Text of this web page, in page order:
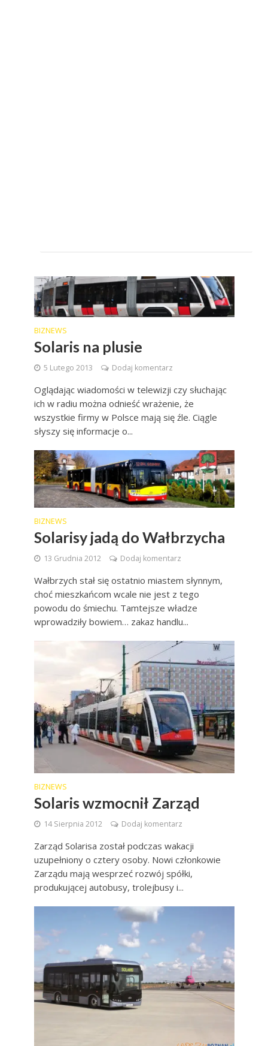
BIZNEWS
Solaris na plusie
5 Lutego 2013 Dodaj komentarz
Oglądając wiadomości w telewizji czy słuchając
ich w radiu można odnieść wrażenie, że
wszystkie firmy w Polsce mają się źle. Ciągle
słyszy się informacje o...
BIZNEWS
Solarisy jadą do Wałbrzycha
13 Grudnia 2012 Dodaj komentarz
Wałbrzych stał się ostatnio miastem słynnym,
choć mieszkańcom wcale nie jest z tego
powodu do śmiechu. Tamtejsze władze
wprowadziły bowiem… zakaz handlu...
BIZNEWS
Solaris wzmocnił Zarząd
14 Sierpnia 2012 Dodaj komentarz
Zarząd Solarisa został podczas wakacji
uzupełniony o cztery osoby. Nowi członkowie
Zarządu mają wesprzeć rozwój spółki,
produkującej autobusy, trolejbusy i...